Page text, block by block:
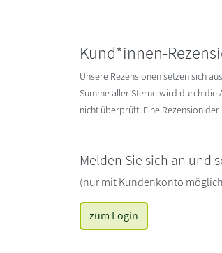
Kund*innen-
Unsere Rezensionen setzen sich
Summe aller Sterne wird durch die
nicht überprüft. Eine Rezension
Melden Sie sich an und
(nur mit Kundenkonto
zum Login